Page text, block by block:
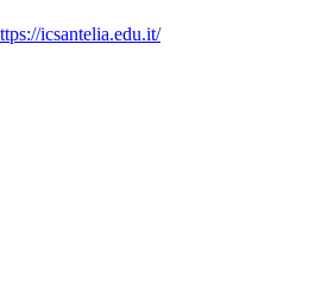
icsantelia.edu.it/